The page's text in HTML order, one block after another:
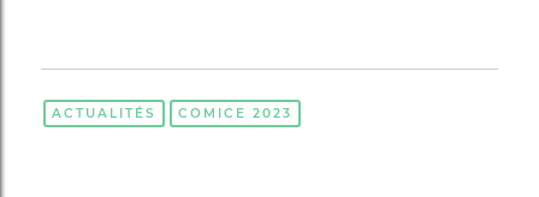
ACTUALITÉS COMICE 2023